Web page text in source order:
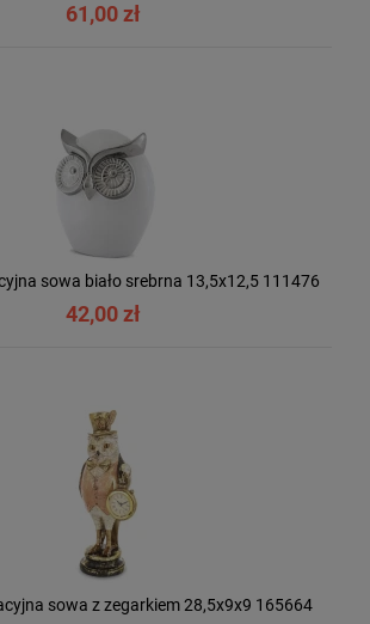
61,00 zł
sowa biało srebrna 13,5x12,5 111476
42,00 zł
sowa z zegarkiem 28,5x9x9 165664